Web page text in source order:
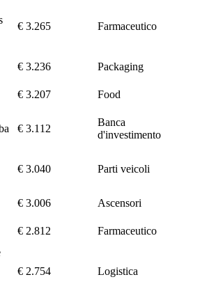
€ 3.265 Farmaceutico
€ 3.236
Packaging
€ 3.207
Food
€ 3.112
Banca
d'investimento
€ 3.040 Parti veicoli
€ 3.006
Ascensori
€ 2.812
Farmaceutico
€ 2.754 Logistica